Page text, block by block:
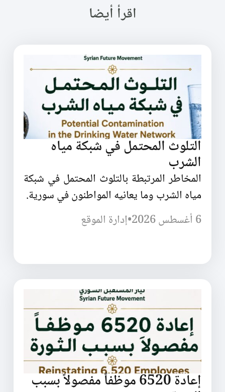
اقرأ أيضا
التلوث المحتمل في شبكة مياه
الشرب
المخاطر المرتبطة بالتلوث المحتمل في شبكة
مياه الشرب وما يعانيه المواطنون في سورية.
6 أغسطس 2026
•إدارة الموقع
إعادة 6520 موظفاً مفصولاً بسبب